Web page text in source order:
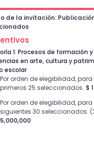
de la invitación:
1: Procesos de formación y
en arte, cultura y
escolar
Por orden de elegibilidad, para
primeros 25 seleccionados. $
Por orden de elegibilidad, para
siguientes 30 seleccionados.
5,000,000